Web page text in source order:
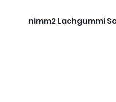
nimm2 Lachgummi